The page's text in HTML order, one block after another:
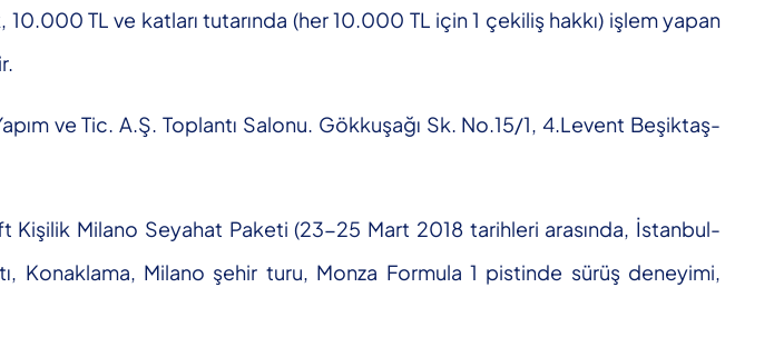
TL ve katları tutarında (her 10.000 TL için 1 çekiliş hakkı) işlem yapan
ve Tic. A.Ş. Toplantı Salonu. Gökkuşağı Sk. No.15/1, 4.Levent Beşiktaş-
Milano Seyahat Paketi (23-25 Mart 2018 tarihleri arasında, İstanbul-
Konaklama, Milano şehir turu, Monza Formula 1 pistinde sürüş deneyimi,